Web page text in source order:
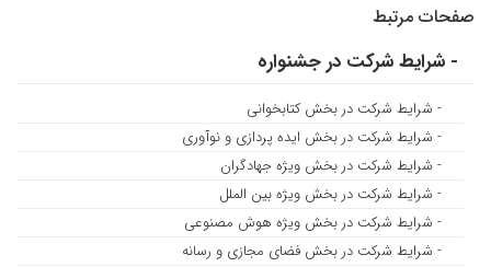
صفحات مرتبط
- شرایط شرکت در جشنواره
- شرایط شرکت در بخش کتابخوانی
- شرایط شرکت در بخش ایده پردازی و نوآوری
- شرایط شرکت در بخش ویژه جهادگران
- شرایط شرکت در بخش ویژه بین الملل
- شرایط شرکت در بخش ویژه هوش مصنوعی
- شرایط شرکت در بخش فضای مجازی و رسانه